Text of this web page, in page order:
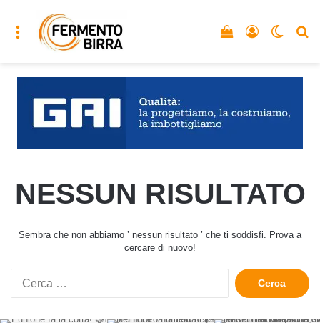
Menu Accedi
Vedi il carrello
NESSUN RISULTATO
Sembra che non abbiamo ’ nessun risultato ’ che ti soddisfi. Prova a
cercare di nuovo!
Ricerca
per: